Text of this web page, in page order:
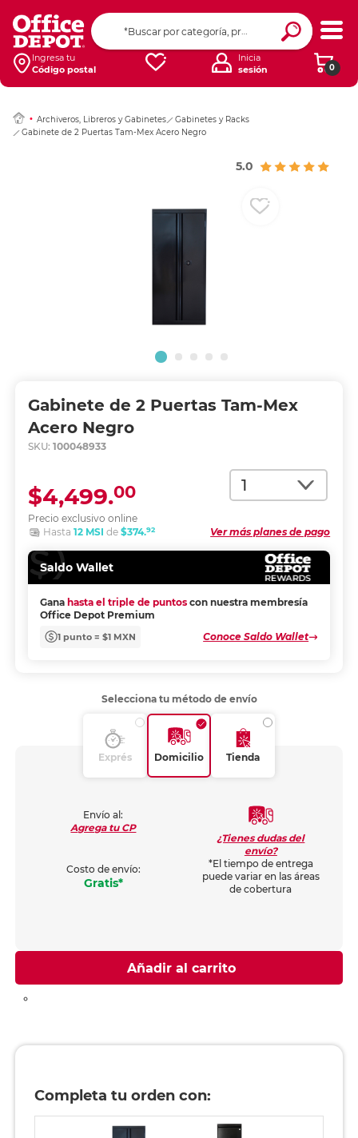
Ingresa tu
Código postal
0
Inicia
sesión
Archiveros, Libreros y Gabinetes
Gabinetes y Racks
Gabinete de 2 Puertas Tam-Mex Acero Negro
5.0
Gabinete de 2 Puertas Tam-Mex
Acero Negro
SKU: 100048933
Cantidad
Precio exclusivo online
$4,499.00
Ver más planes de pago
Hasta 12 MSI de $374.92
Saldo Wallet
Gana hasta el triple de puntos con nuestra membresía
Office Depot Premium
1 punto = $1 MXN Conoce Saldo Wallet
Ingresar Codigo
Selecciona tu método de envío
Exprés Domicilio Tienda
Envío al:
Agrega tu CP
Costo de envío:
Gratis*
¿Tienes dudas del
envío?
*El tiempo de entrega
puede variar en las áreas
de cobertura
Añadir al carrito
Completa tu orden con: